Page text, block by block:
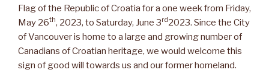
Flag of the Republic of Croatia for a one week from Friday,
May 26th, 2023, to Saturday, June 3rd2023. Since the City
of Vancouver is home to a large and growing number of
Canadians of Croatian heritage, we would welcome this
sign of good will towards us and our former homeland.